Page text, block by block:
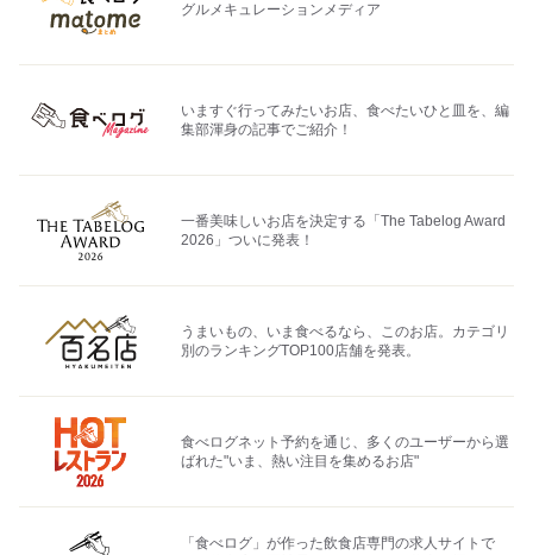
グルメキュレーションメディア
いますぐ行ってみたいお店、食べたいひと皿を、編
集部渾身の記事でご紹介！
一番美味しいお店を決定する「The Tabelog Award
2026」ついに発表！
うまいもの、いま食べるなら、このお店。カテゴリ
別のランキングTOP100店舗を発表。
食べログネット予約を通じ、多くのユーザーから選
ばれた"いま、熱い注目を集めるお店"
「食べログ」が作った飲食店専門の求人サイトで